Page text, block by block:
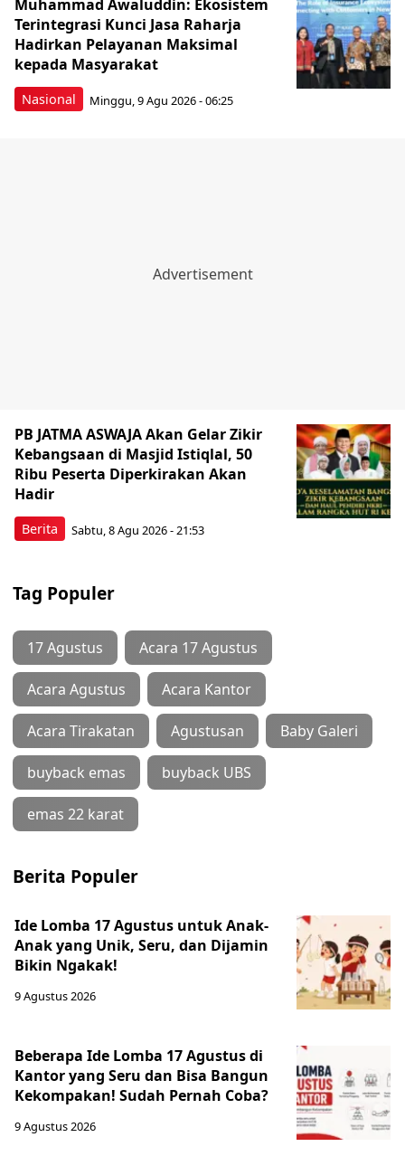
Nasional
Muhammad Awaluddin: Ekosistem
Terintegrasi Kunci Jasa Raharja
Hadirkan Pelayanan Maksimal
kepada Masyarakat
Minggu, 9 Agu 2026 - 06:25
Berita
PB JATMA ASWAJA Akan Gelar Zikir
Kebangsaan di Masjid Istiqlal, 50
Ribu Peserta Diperkirakan Akan
Hadir
Sabtu, 8 Agu 2026 - 21:53
Tag Populer
17 Agustus Acara 17 Agustus
Acara Agustus Acara Kantor
Acara Tirakatan Agustusan Baby Galeri
buyback emas buyback UBS
emas 22 karat
Berita Populer
Ide Lomba 17 Agustus untuk Anak-
Anak yang Unik, Seru, dan Dijamin
Bikin Ngakak!
9 Agustus 2026
Beberapa Ide Lomba 17 Agustus di
Kantor yang Seru dan Bisa Bangun
Kekompakan! Sudah Pernah Coba?
9 Agustus 2026